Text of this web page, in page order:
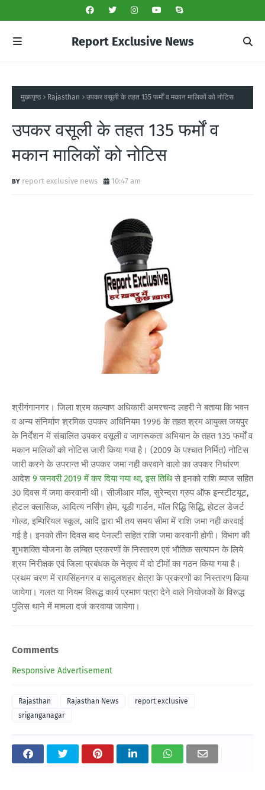
Report Exclusive News
मुख्यपृष्ठ Rajasthan उपकर वसूली के तहत 135 फर्मों व मकान मालिकों को नोटिस
उपकर वसूली के तहत 135 फर्मों व
मकान मालिकों को नोटिस
report exclusive news 10:47 am
श्रीगंगानगर। जिला श्रम कल्याण अधिकारी अमरचन्द लहरी ने बताया कि भवन
व अन्य संनिर्माण श्रमिक उपकर अधिनियम 1996 के तहत श्रम आयुक्त जयपुर
के निर्देशन में संचालित उपकर वसूली व जागरूकता अभियान के तहत 135 फर्मों व
मकान मालिकों को नोटिस जारी किया गया है। (2009 के पश्चात निर्मित) नोटिस
जारी करने के उपरान्त भी उपकर जमा नही करवाने वालो का उपकर निर्धारण
आदेश 9 जनवरी 2019 में कर दिया गया था, इस तिथि से इनको राशि ब्याज सहित
30 दिवस में जमा करवानी थी। सीजीआर मॉल, सुरेन्द्रा ग्रुप ऑफ इन्स्टीटयूट,
होटल क्लासिक, आदित्य नर्सिंग होम, यूडी गार्डन, मॉल रिद्धि सिद्धि, होटल डेजर्ट
गोल्ड, इम्पिरियल स्कूल, आदि द्वारा भी तय समय सीमा में राशि जमा नही करवाई
गई है। इनको तीन दिवस बाद पेनल्टी सहित राशि जमा करवानी होगी। विभाग की
शुभशक्ति योजना के लम्बित प्रकरणों के निस्तारण एवं भौतिक सत्यापन के लिये
श्रम निरीक्षक एवं जिला प्रबंधक के नेतृत्व में दो टीमों का गठन किया गया है।
प्रथम चरण में रायसिंहनगर व सादुलशहर क्षेत्रा के प्रकरणों का निस्तारण किया
जायेगा। गलत या नियम विरूद्ध कार्य प्रमाण पत्रा देने वाले नियोजकों के विरूद्ध
पुलिस थाने में मामला दर्ज करवाया जायेगा।
Comments
Responsive Advertisement
Rajasthan Rajasthan News
report exclusive
sriganganagar